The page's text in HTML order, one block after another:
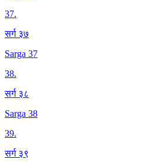
37.
सर्ग ३७
Sarga 37
38.
सर्ग ३८
Sarga 38
39.
सर्ग ३९